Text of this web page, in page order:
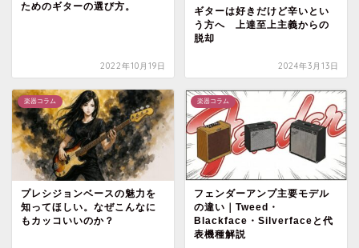
ためのギターの選び方。
2022年10月19日
ギターは好きだけど辛いとい
う方へ 上達至上主義からの
脱却
2024年3月13日
楽器コラム
プレシジョンベースの魅力を
知ってほしい。なぜこんなに
もカッコいいのか？
楽器コラム
フェンダーアンプ主要モデル
の違い｜Tweed・
Blackface・Silverfaceと代
表機種解説